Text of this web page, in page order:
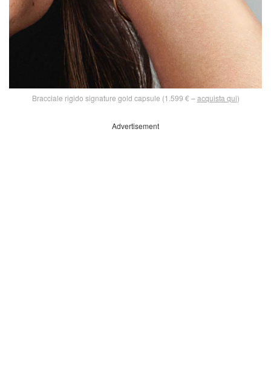
Bracciale rigido signature gold capsule (1.599 € –acquista qui)
Advertisement